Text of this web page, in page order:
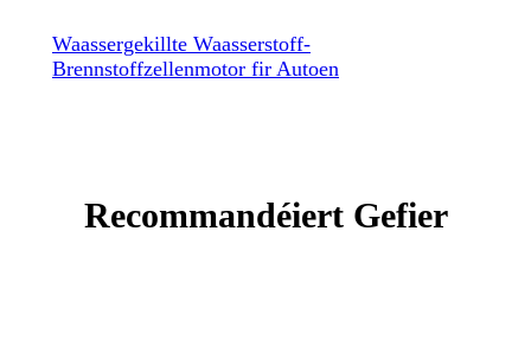
Waassergekillte Waasserstoff-
Brennstoffzellenmotor fir Autoen
Recommandéiert Gefier